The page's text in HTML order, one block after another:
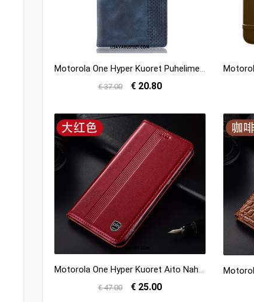
€ 37.00 € 20.80
€ 47.00 € 25.00